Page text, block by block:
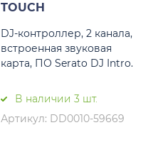
TOUCH
DJ-контроллер, 2 канала,
встроенная звуковая
карта, ПО Serato DJ Intro.
В наличии 3 шт.
Артикул: DD0010-59669